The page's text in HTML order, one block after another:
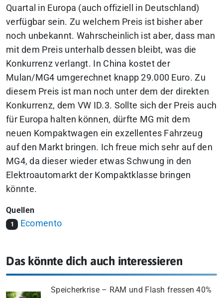
Quartal in Europa (auch offiziell in Deutschland)
verfügbar sein. Zu welchem Preis ist bisher aber
noch unbekannt. Wahrscheinlich ist aber, dass man
mit dem Preis unterhalb dessen bleibt, was die
Konkurrenz verlangt. In China kostet der
Mulan/MG4 umgerechnet knapp 29.000 Euro. Zu
diesem Preis ist man noch unter dem der direkten
Konkurrenz, dem VW ID.3. Sollte sich der Preis auch
für Europa halten können, dürfte MG mit dem
neuen Kompaktwagen ein exzellentes Fahrzeug
auf den Markt bringen. Ich freue mich sehr auf den
MG4, da dieser wieder etwas Schwung in den
Elektroautomarkt der Kompaktklasse bringen
könnte.
Quellen
1 Ecomento
Das könnte dich auch interessieren
Speicherkrise – RAM und Flash fressen 40%